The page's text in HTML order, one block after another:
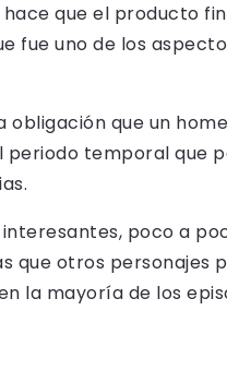
que el producto
fue uno de los
que un
temporal que
poco a
que otros personajes
la mayoría de los